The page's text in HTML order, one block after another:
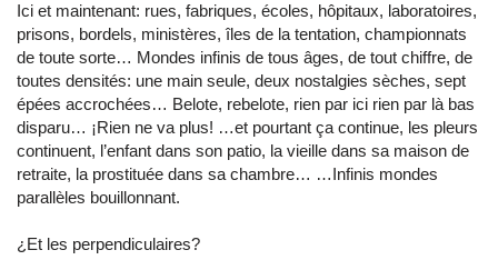
Ici et maintenant: rues, fabriques, écoles, hôpitaux, laboratoires,
prisons, bordels, ministères, îles de la tentation, championnats
de toute sorte… Mondes infinis de tous âges, de tout chiffre, de
toutes densités: une main seule, deux nostalgies sèches, sept
épées accrochées… Belote, rebelote, rien par ici rien par là bas
disparu… ¡Rien ne va plus! …et pourtant ça continue, les pleurs
continuent, l’enfant dans son patio, la vieille dans sa maison de
retraite, la prostituée dans sa chambre… …Infinis mondes
parallèles bouillonnant.
¿Et les perpendiculaires?